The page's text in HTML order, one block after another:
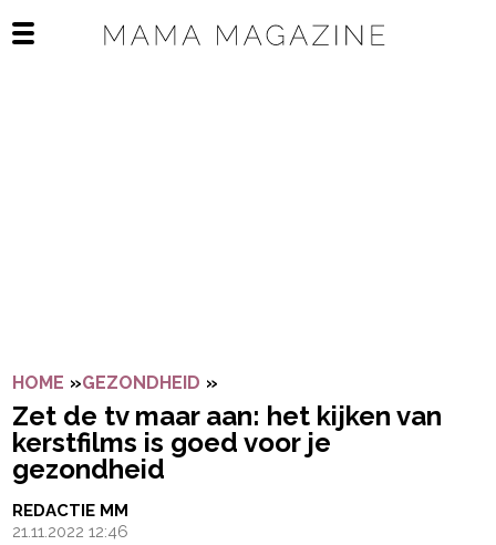
Open het mobiele menu
HOME »GEZONDHEID »
Zet de tv maar aan: het kijken van
kerstfilms is goed voor je
gezondheid
REDACTIE MM
21.11.2022 12:46